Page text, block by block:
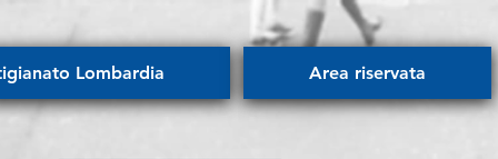
Lombardia Area riservata